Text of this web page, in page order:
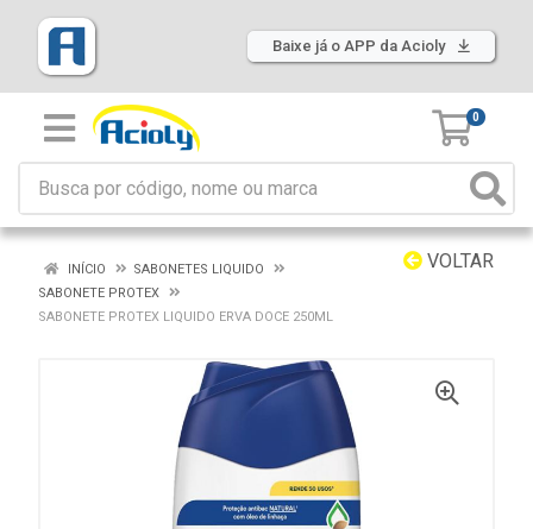
Baixe já o APP da Acioly
0
VOLTAR
INÍCIO
SABONETES LIQUIDO
SABONETE PROTEX
SABONETE PROTEX LIQUIDO ERVA DOCE 250ML